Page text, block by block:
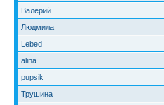
Валерий
Людмила
Lebed
alina
pupsik
Трушина